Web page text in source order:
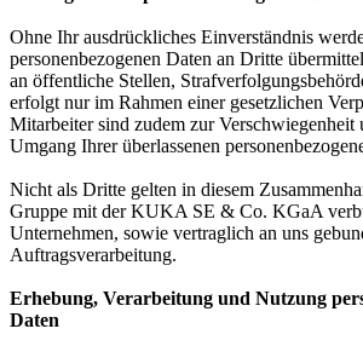
Ohne Ihr ausdrückliches Einverständnis
personenbezogenen Daten an Dritte
an öffentliche Stellen,
erfolgt nur im Rahmen einer gesetzlichen
Mitarbeiter sind zudem zur Verschwiegenheit
Umgang Ihrer überlassenen
Nicht als Dritte gelten in diesem
Gruppe mit der KUKA SE & Co. KGaA
Unternehmen, sowie vertraglich an uns
Auftragsverarbeitung.
Erhebung, Verarbeitung und Nutzung
Daten